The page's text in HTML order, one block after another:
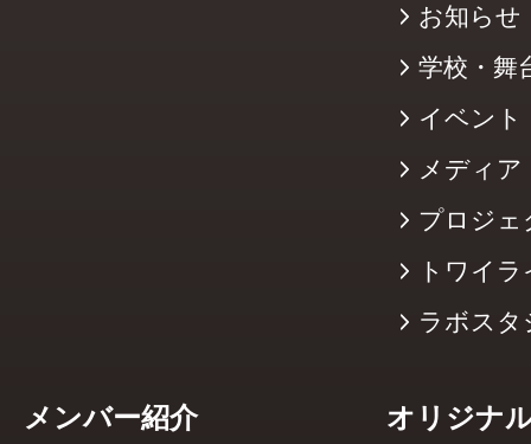
お知らせ
学校・舞
イベント
メディア
プロジェ
トワイ
ラボスタ
メンバー紹介 オリジナ